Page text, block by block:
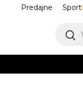
Predajne Sport